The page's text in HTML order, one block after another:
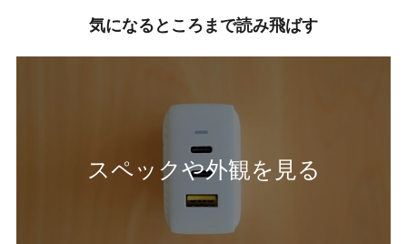
気になるところまで読み飛ばす
スペックや外観を見る